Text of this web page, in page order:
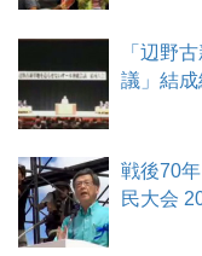
「辺野
議」結
戦後70
民大会